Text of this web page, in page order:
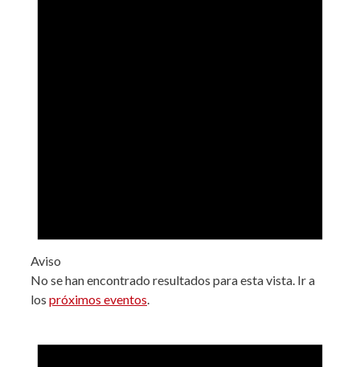
Aviso
No se han encontrado resultados para esta vista. Ir a
los próximos eventos